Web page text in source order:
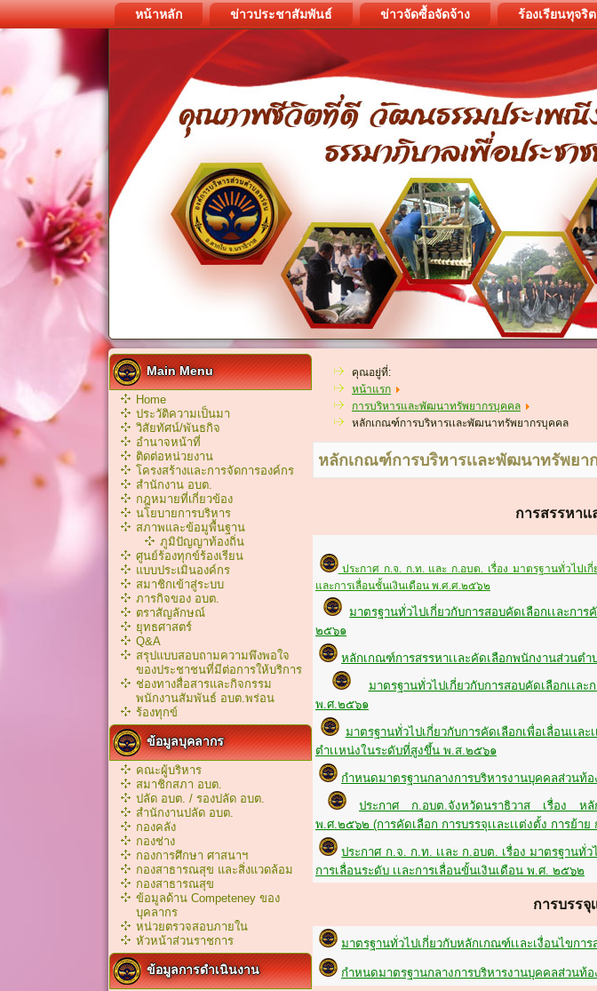
หน้าหลัก ข่าวประชาสัมพันธ์ ข่าวจัดซื้อจัดจ้าง ร้องเรียนทุจริต
Main Menu
Home
ประวัติความเป็นมา
วิสัยทัศน์/พันธกิจ
อำนาจหน้าที่
ติดต่อหน่วยงาน
โครงสร้างและการจัดการองค์กร
สำนักงาน อบต.
กฎหมายที่เกี่ยวข้อง
นโยบายการบริหาร
สภาพและข้อมูพื้นฐาน
ภูมิปัญญาท้องถิ่น
ศูนย์ร้องทุกข์ร้องเรียน
แบบประเมินองค์กร
สมาชิกเข้าสู่ระบบ
ภารกิจของ อบต.
ตราสัญลักษณ์
ยุทธศาสตร์
Q&A
สรุปแบบสอบถามความพึงพอใจ
ของประชาชนที่มีต่อการให้บริการ
ช่องทางสื่อสารและกิจกรรม
พนักงานสัมพันธ์ อบต.พร่อน
ร้องทุกข์
ข้อมูลบุคลากร
คณะผู้บริหาร
สมาชิกสภา อบต.
ปลัด อบต. / รองปลัด อบต.
สำนักงานปลัด อบต.
กองคลัง
กองช่าง
กองการศึกษา ศาสนาฯ
กองสาธารณสุข และสิ่งแวดล้อม
กองสาธารณสุข
ข้อมูลด้าน Competeney ของ
บุคลากร
หน่วยตรวจสอบภายใน
หัวหน้าส่วนราชการ
ข้อมูลการดำเนินงาน
คุณอยู่ที่:
หน้าแรก
การบริหารและพัฒนาทรัพยากรบุคคล
หลักเกณฑ์การบริหารเเละพัฒนาทรัพยากรบุคคล
หลักเกณฑ์การบริหารเเละพัฒนาทรัพยา
การสรรหาเ
ประกาศ ก.จ. ก.ท. และ ก.อบต. เรื่อง มาตรฐานทั่วไปเกี่
และการเลื่อนชั้นเงินเดือน พ.ศ.ศ.๒๕๖๒
มาตรฐานทั่วไปเกี่ยวกับการสอบคัดเลือกเเละก
๒๕๖๑
หลักเกณฑ์การสรรหาเเละคัดเลือกพนักงานส่วนตำ
มาตรฐานทั่วไปเกี่ยวกับการสอบคัดเลือกเเ
พ.ศ.๒๕๖๑
มาตรฐานทั่วไปเกี่ยวกับการคัดเลือกเพื่อเลื่อนเเล
ตำเเหน่งในระดับที่สูงขึ้น พ.ส.๒๕๖๑
กำหนดมาตรฐานกลางการบริหารงานบุคคลส่วนท้อ
ประกาศ ก.อบต.จังหวัดนราธิวาส เรื่อง หลัก
พ.ศ.๒๕๖๒ (การคัดเลือก การบรรจุเเละเเต่งตั้ง การย้า
ประกาศ ก.จ. ก.ท. เเละ ก.อบต. เรื่อง มาตรฐานทั่
การเลื่อนระดับ เเละการเลื่อนขั้นเงินเดือน พ.ศ. ๒๕๖๒
การบรรจุเเละเเต่งตั้
มาตรฐานทั่วไปเกี่ยวกับหลักเกณฑ์เเละเงื่อนไขกา
กำหนดมาตรฐานกลางการบริหารงานบุคคลส่วนท้อ